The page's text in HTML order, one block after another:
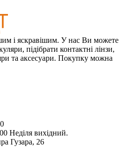
і яскравішим. У нас Ви можете
підібрати контактні лінзи,
та аксесуари. Покупку можна
Неділя вихідний.
Гузара, 26